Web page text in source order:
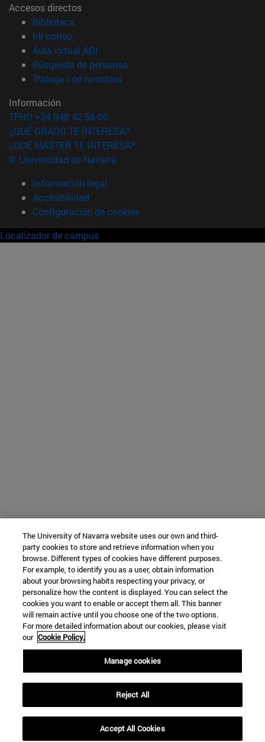
Accesos directos
Biblioteca
Mi correo(abre en nueva ventana)
Aula virtual ADI
Búsqueda de personas(abre en nueva ventana)
Trabaja con nosotros(abre en nueva ventana)
Información
TFNO +34 948 42 56 00
¿QUÉ GRADO TE INTERESA?
¿QUÉ MÁSTER TE INTERESA?
© Universidad de Navarra
Información legal
Accesibilidad
Configuración de cookies
Localizador de campus
The University of Navarra website uses our own and third-
party cookies to store and retrieve information when you
browse. Different types of cookies have different purposes.
For example, to identify you as a user, obtain information
about your browsing habits respecting your privacy, or
personalize how the content is displayed. You can select the
cookies you want to enable or accept them all. This banner
will remain active until you choose one of the two options.
For more detailed information about our cookies, please visit
our Cookie Policy.
Manage cookies
Reject All
Accept All Cookies